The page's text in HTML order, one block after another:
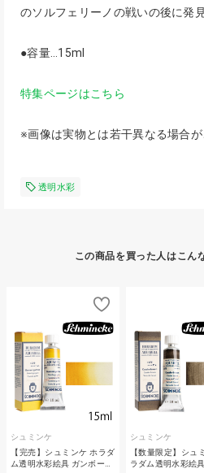
のソルフェリーノの戦いの後に発
●容量…15ml
特集ページはこちら
※画像は実物とは若干異なる場合が
透明水彩
この商品を買った人はこん
シュミンケ
【完売】シュミンケ ホラダ
ム透明水彩絵具 ガンボー…
シュミンケ
【数量限定】シュ
ラダム透明水彩絵